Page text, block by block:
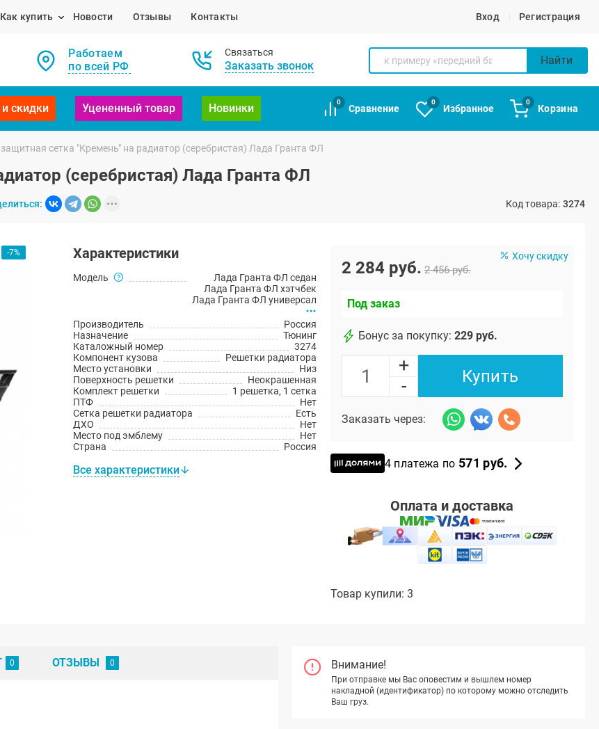
Как купить Новости Отзывы Контакты Вход Регистрация
Работаем
по всей РФ
Связаться
Заказать звонок Найти
скидки Уцененный товар Новинки
0
Сравнение
0
Избранное
0
Корзина
сетка "Кремень" на радиатор (серебристая) Лада Гранта ФЛ
(серебристая) Лада Гранта ФЛ
Код товара: 3274
-7% Характеристики
Модель
Лада Гранта ФЛ седан
Лада Гранта ФЛ хэтчбек
Лада Гранта ФЛ универсал
Производитель
Россия
Назначение
Тюнинг
Каталожный номер
3274
Компонент кузова
Решетки радиатора
Место установки
Низ
Поверхность решетки
Неокрашенная
Комплект решетки
1 решетка, 1 сетка
ПТФ
Нет
Сетка решетки радиатора
Есть
ДХО
Нет
Место под эмблему
Нет
Страна
Россия
Все характеристики
Хочу скидку
2 284 руб. 2 456 руб.
Под заказ
Бонус за покупку: 229 руб.
+
-
Купить
Заказать через:
4 платежа по 571 руб.
Оплата и доставка
Товар купили: 3
Внимание!
При отправке мы Вас оповестим и вышлем номер
накладной (идентификатор) по которому можно отследить
Ваш груз.
ОТЗЫВЫ